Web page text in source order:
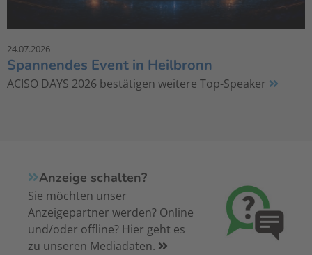
24.07.2026
Spannendes Event in Heilbronn
ACISO DAYS 2026 bestätigen weitere Top-Speaker
Anzeige schalten?
Sie möchten unser
Anzeigepartner werden? Online
und/oder offline? Hier geht es
zu unseren Mediadaten.